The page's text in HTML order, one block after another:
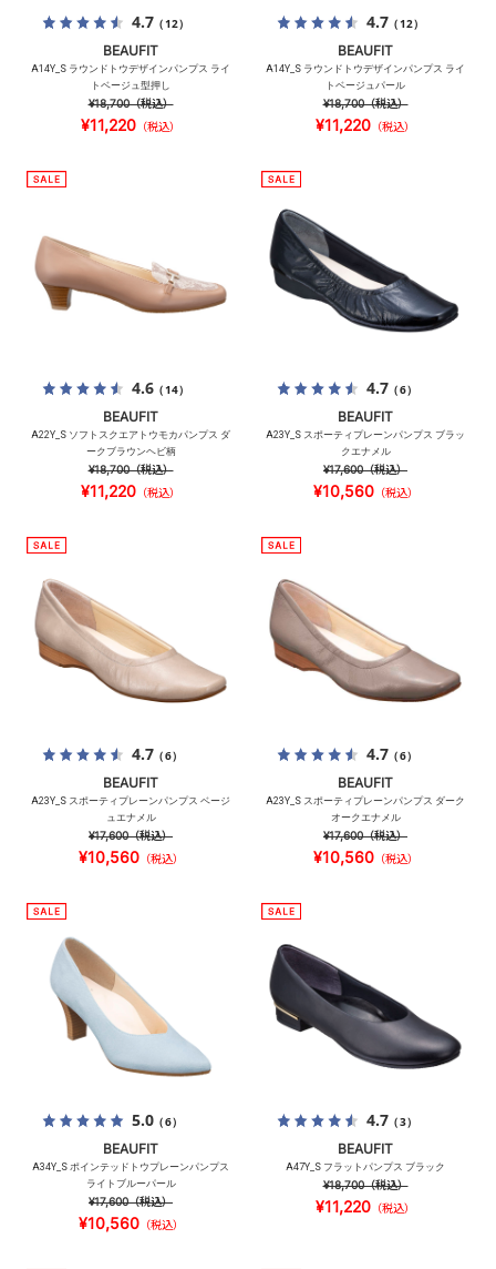
4.7（12）
BEAUFIT
A14Y_S ラウンドトウデザインパンプス ライ
トベージュ型押し
¥18,700（税込）
¥11,220 （税込）
4.7（12）
BEAUFIT
A14Y_S ラウンドトウデザインパンプス ライ
トベージュパール
¥18,700（税込）
¥11,220 （税込）
4.6（14）
BEAUFIT
A22Y_S ソフトスクエアトウモカパンプス ダ
ークブラウンヘビ柄
¥18,700（税込）
¥11,220 （税込）
4.7（6）
BEAUFIT
A23Y_S スポーティプレーンパンプス ブラッ
クエナメル
¥17,600（税込）
¥10,560（税込）
4.7（6）
BEAUFIT
A23Y_S スポーティプレーンパンプス ベージ
ュエナメル
¥17,600（税込）
¥10,560（税込）
4.7（6）
BEAUFIT
A23Y_S スポーティプレーンパンプス ダーク
オークエナメル
¥17,600（税込）
¥10,560（税込）
5.0（6）
BEAUFIT
A34Y_S ポインテッドトウプレーンパンプス
ライトブルーパール
¥17,600（税込）
¥10,560（税込）
4.7（3）
BEAUFIT
A47Y_S フラットパンプス ブラック
¥18,700（税込）
¥11,220 （税込）